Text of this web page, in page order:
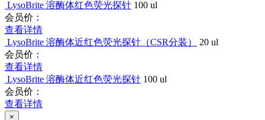
LysoBrite 溶酶体红色荧光探针 100 ul
会员价：
查看详情
LysoBrite 溶酶体近红色荧光探针（CSR分装） 20 ul
会员价：
查看详情
LysoBrite 溶酶体近红色荧光探针 100 ul
会员价：
查看详情